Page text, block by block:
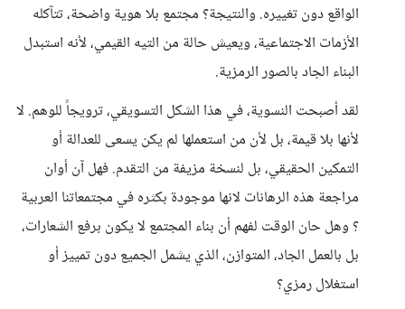
الواقع دون تغييره. والنتيجة؟ مجتمع بلا هوية واضحة، تتآكله
الأزمات الاجتماعية، ويعيش حالة من التيه القيمي، لأنه استبدل
البناء الجاد بالصور الرمزية.
لقد أصبحت النسوية، في هذا الشكل التسويقي، ترويجاً للوهم. لا
لأنها بلا قيمة، بل لأن من استعملها لم يكن يسعى للعدالة أو
التمكين الحقيقي، بل لنسخة مزيفة من التقدم. فهل آن أوان
مراجعة هذه الرهانات لانها موجودة بكثره في مجتمعاتنا العربية
؟ وهل حان الوقت لفهم أن بناء المجتمع لا يكون برفع الشعارات،
بل بالعمل الجاد، المتوازن، الذي يشمل الجميع دون تمييز أو
استغلال رمزي؟